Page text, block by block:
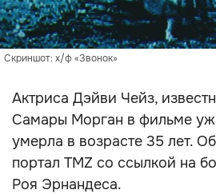
Скриншот: х/ф «Звонок»
Актриса Дэйви Чейз,
Самары Морган в фильме
умерла в возрасте 35 лет.
портал TMZ со ссылкой на
Роя Эрнандеса.